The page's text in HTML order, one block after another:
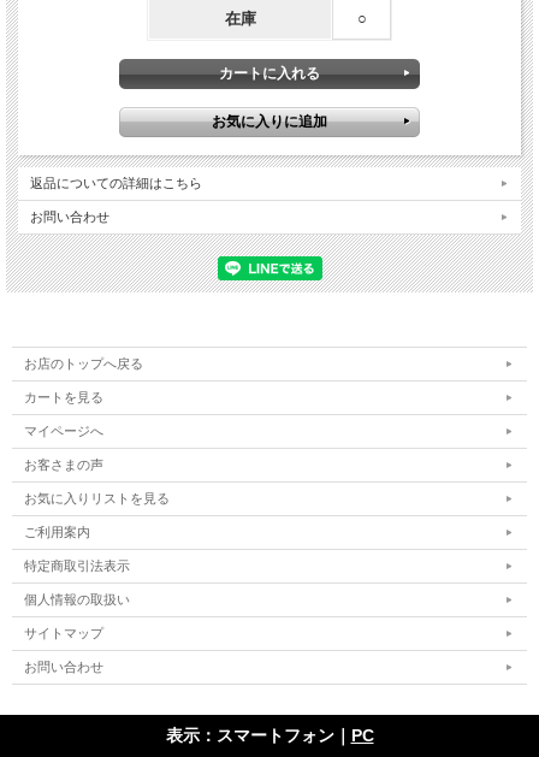
在庫 ○
返品についての詳細はこちら
お問い合わせ
お店のトップへ戻る
カートを見る
マイページへ
お客さまの声
お気に入りリストを見る
ご利用案内
特定商取引法表示
個人情報の取扱い
サイトマップ
お問い合わせ
表示：スマートフォン｜ PC